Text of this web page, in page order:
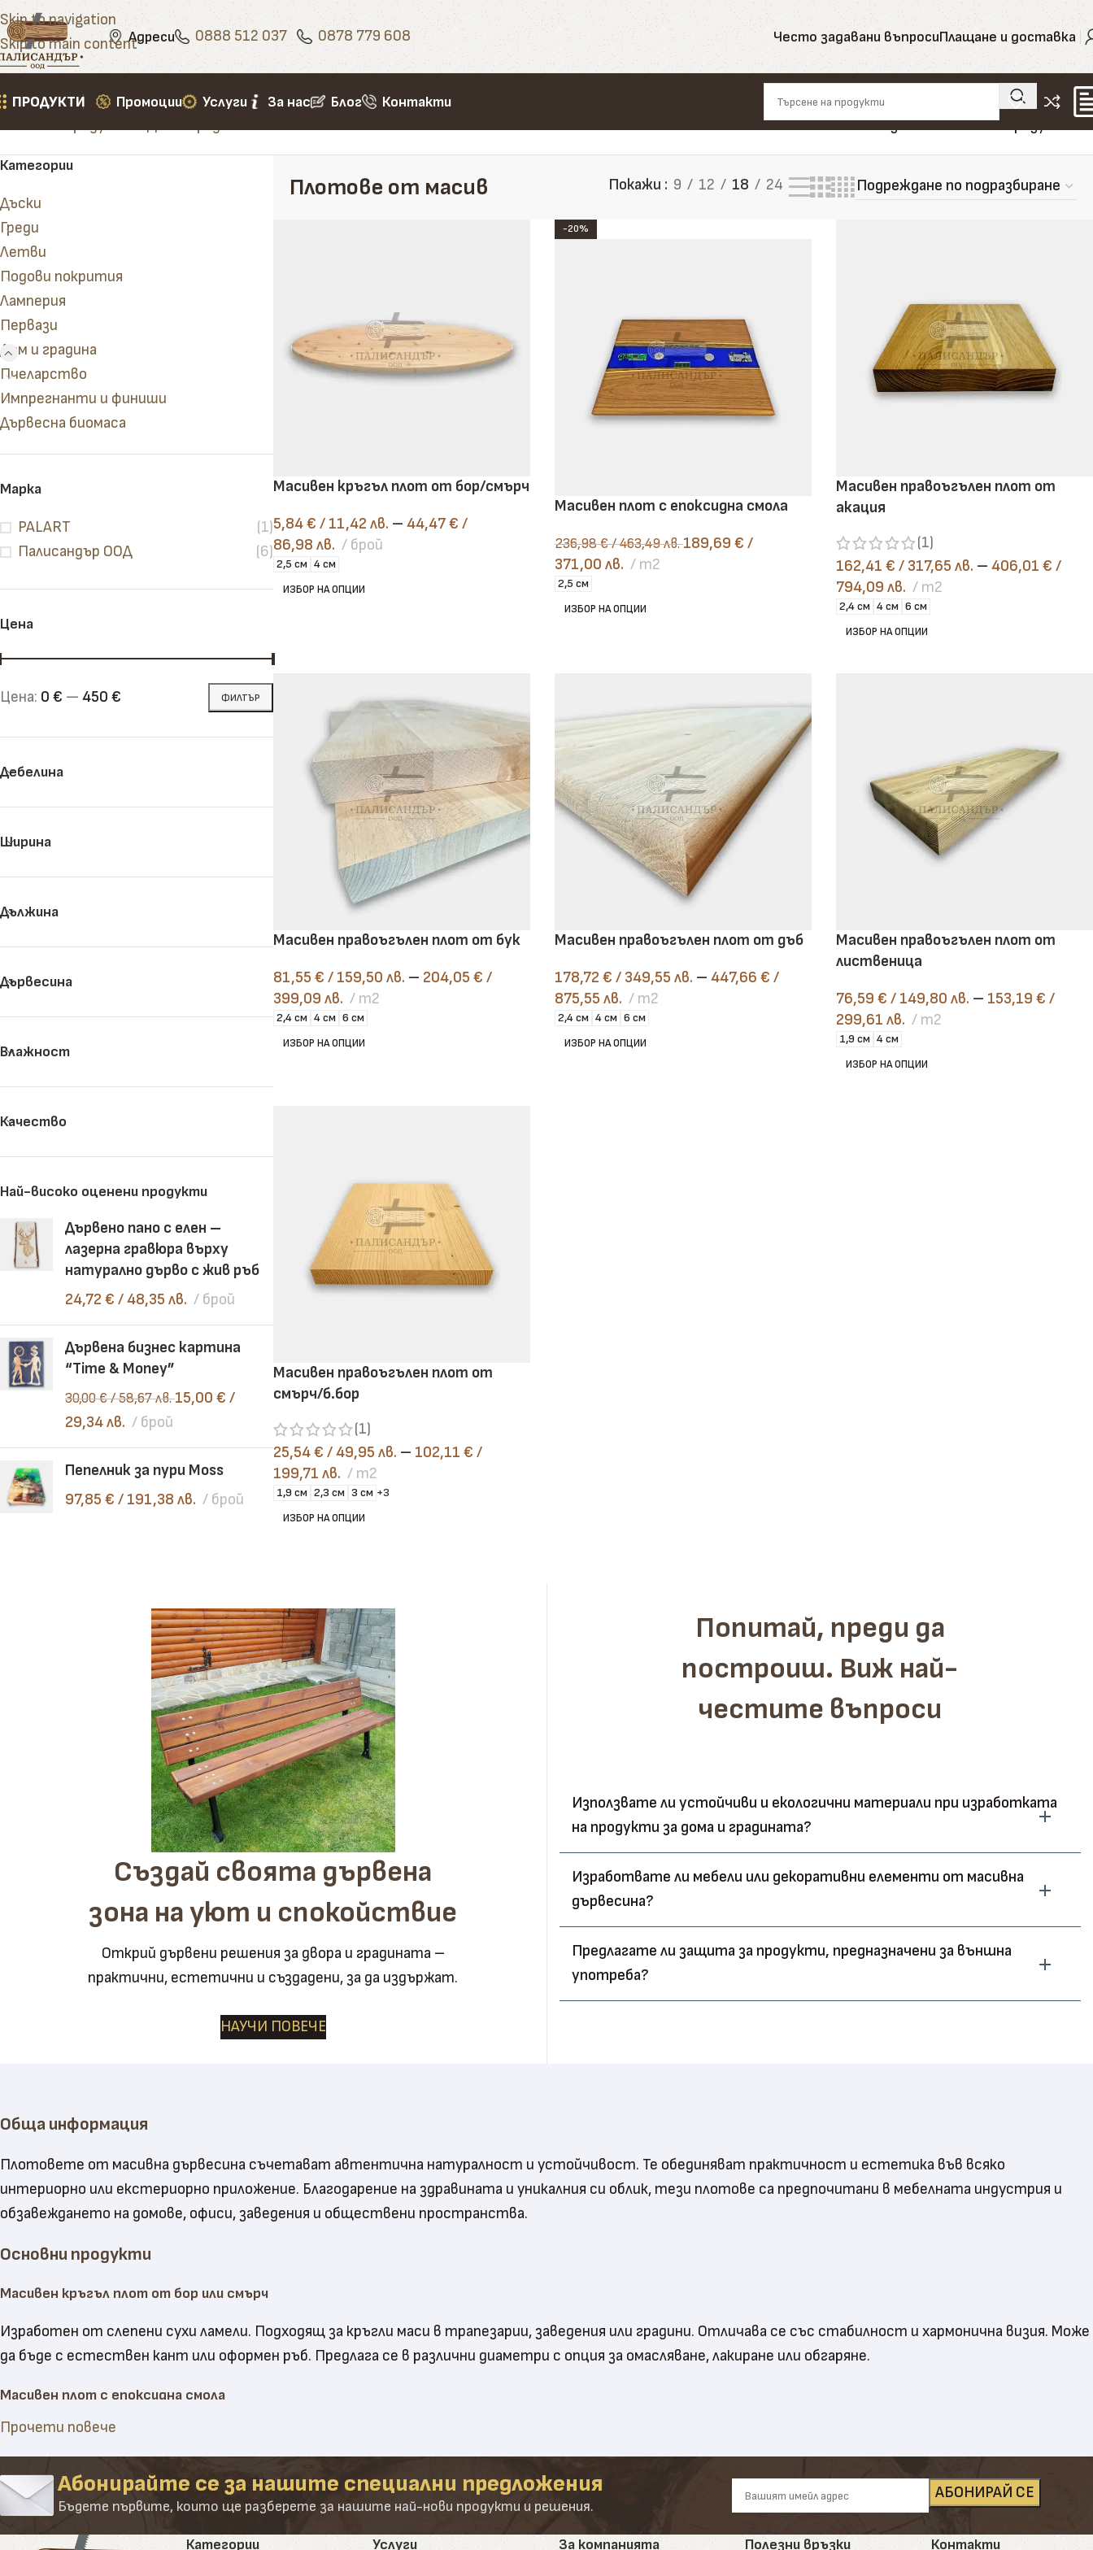
Skip to navigation
Skip to main contentАдреси 0888 512 037 0878 779 608 Често задавани въпросиПлащане и доставка
ПРОДУКТИ
Сухи и сурови дъски Кофражни дъски
Дъски
Избери здравина, точност и качество – разгледай и
направи информиран избор
Научи повечеВиж продуктите
Промоции Услуги За нас Блог Контакти
Начало»Продукти»Дом и градина»Плотове от масив Показване на всички 7 резултата
Категории
Дъски
Греди
Летви
Подови покрития
Ламперия
Первази
Дом и градина
Пчеларство
Импрегнанти и финиши
Дървесна биомаса
Марка
PALART
(1)
Палисандър ООД
(6)
Цена
ФИЛТЪР
Цена: 0 € — 450 €
Дебелина
Ширина
Дължина
Дървесина
Влажност
Качество
Най-високо оценени продукти
Дървено пано с елен –
лазерна гравюра върху
натурално дърво с жив ръб
24,72 € / 48,35 лв. брой
Дървена бизнес картина
“Time & Money”
30,00€/ 58,67 лв.15,00 € /
29,34 лв.
брой
Пепелник за пури Moss
97,85 € / 191,38 лв. брой
Плотове от масив Покажи 9 12 18 24
Масивен кръгъл плот от бор/смърч
5,84€ / 11,42 лв. – 44,47€ /
86,98 лв.
брой
2,5 см 4 см
ИЗБОР НА ОПЦИИ
-20%
Масивен плот с епоксидна смола
236,98€/ 463,49 лв.189,69 € /
371,00 лв.
m2
2,5 см
ИЗБОР НА ОПЦИИ
Масивен правоъгълен плот от
акация
(1)
162,41 € / 317,65 лв. – 406,01 € /
794,09 лв.
m2
2,4 см 4 см 6 см
ИЗБОР НА ОПЦИИ
Масивен правоъгълен плот от бук
81,55 € / 159,50 лв. – 204,05 € /
399,09 лв.
m2
2,4 см 4 см 6 см
ИЗБОР НА ОПЦИИ
Масивен правоъгълен плот от дъб
178,72 € / 349,55 лв. – 447,66 € /
875,55 лв.
m2
2,4 см 4 см 6 см
ИЗБОР НА ОПЦИИ
Масивен правоъгълен плот от
лиственица
76,59 € / 149,80 лв. – 153,19 € /
299,61 лв.
m2
1,9 см 4 см
ИЗБОР НА ОПЦИИ
Масивен правоъгълен плот от
смърч/б.бор
(1)
25,54€ / 49,95 лв. – 102,11 € /
199,71 лв.
m2
1,9 см 2,3 см 3 см +3
ИЗБОР НА ОПЦИИ
Създай своята дървена
зона на уют и спокойствие
Открий дървени решения за двора и градината –
практични, естетични и създадени, за да издържат.
НАУЧИ ПОВЕЧЕ
Попитай, преди да
построиш. Виж най-
честите въпроси
Използвате ли устойчиви и екологични материали при изработката
на продукти за дома и градината?
Изработвате ли мебели или декоративни елементи от масивна
дървесина?
Предлагате ли защита за продукти, предназначени за външна
употреба?
Обща информация
Плотовете от масивна дървесина съчетават автентична натуралност и устойчивост. Те обединяват практичност и естетика във всяко
интериорно или екстериорно приложение. Благодарение на здравината и уникалния си облик, тези плотове са предпочитани в мебелната индустрия и
обзавеждането на домове, офиси, заведения и обществени пространства.
Основни продукти
Масивен кръгъл плот от бор или смърч
Изработен от слепени сухи ламели. Подходящ за кръгли маси в трапезарии, заведения или градини. Отличава се със стабилност и хармонична визия. Може
да бъде с естествен кант или оформен ръб. Предлага се в различни диаметри с опция за омасляване, лакиране или обгаряне.
Масивен плот с епоксидна смола
Комбинира дървесина с епоксидна смола за уникален дизайнерски ефект. Всеки плот е различен благодарение на шарките и формата на дървото. Смолата
може да бъде прозрачна или оцветена. Подходящ за маси, барове и акцентни мебели. Изработва се по индивидуален проект.
Масивен правоъгълен плот от акация
Акацията е здрава и устойчива на влага. Плотовете от този вид имат топъл цвят и висока износоустойчивост. Подходящи са както за вътрешни маси,
Прочети повече
Абонирайте се за нашите специални предложения
Бъдете първите, които ще разберете за нашите най-нови продукти и решения.
Категории Услуги За компанията Полезни връзки Контакти